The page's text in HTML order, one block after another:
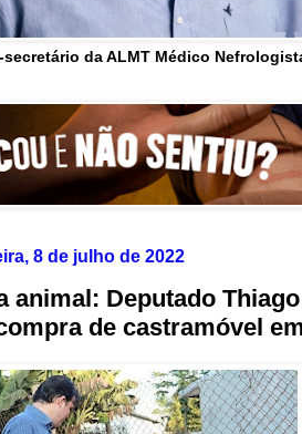
secretário da ALMT Médico
8 de julho de 2022
animal: Deputado
de castramóvel